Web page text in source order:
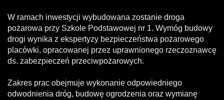
W ramach inwestycji wybudowana zostanie droga
pożarowa przy Szkole Podstawowej nr 1. Wymóg budowy
drogi wynika z ekspertyzy bezpieczeństwa pożarowego
placówki, opracowanej przez uprawnionego rzeczoznawcę
ds. zabezpieczeń przeciwpożarowych.
Zakres prac obejmuje wykonanie odpowiedniego
odwodnienia dróg, budowę ogrodzenia oraz wymianę